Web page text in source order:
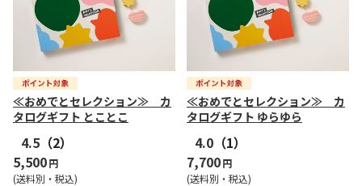
≪おめでとセレクション≫ カ
タログギフト とことこ
4.5 （2）
5,500円
(送料別・税込)
≪おめでとセレクション≫ カ
タログギフト ゆらゆら
4.0 （1）
7,700円
(送料別・税込)